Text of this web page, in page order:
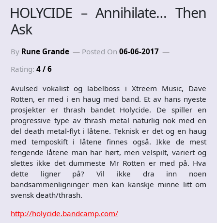
HOLYCIDE – Annihilate… Then
Ask
By Rune Grande Posted On 06-06-2017
Rating: 4 / 6
Avulsed vokalist og labelboss i Xtreem Music, Dave
Rotten, er med i en haug med band. Et av hans nyeste
prosjekter er thrash bandet Holycide. De spiller en
progressive type av thrash metal naturlig nok med en
del death metal-flyt i låtene. Teknisk er det og en haug
med temposkift i låtene finnes også. Ikke de mest
fengende låtene man har hørt, men velspilt, variert og
slettes ikke det dummeste Mr Rotten er med på. Hva
dette ligner på? Vil ikke dra inn noen
bandsammenligninger men kan kanskje minne litt om
svensk death/thrash.
http://holycide.bandcamp.com/